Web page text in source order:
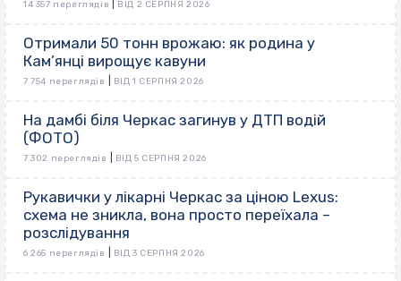
14 357 переглядів ВІД 2 СЕРПНЯ 2026
Отримали 50 тонн врожаю: як родина у
Кам’янці вирощує кавуни
7 754 переглядів ВІД 1 СЕРПНЯ 2026
На дамбі біля Черкас загинув у ДТП водій
(ФОТО)
7 302 переглядів ВІД 5 СЕРПНЯ 2026
Рукавички у лікарні Черкас за ціною Lexus:
схема не зникла, вона просто переїхала –
розслідування
6 265 переглядів ВІД 3 СЕРПНЯ 2026